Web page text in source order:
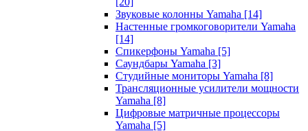
Звуковые колонны Yamaha [14]
Настенные громкоговорители Yamaha
[14]
Спикерфоны Yamaha [5]
Саундбары Yamaha [3]
Студийные мониторы Yamaha [8]
Трансляционные усилители мощности
Yamaha [8]
Цифровые матричные процессоры
Yamaha [5]